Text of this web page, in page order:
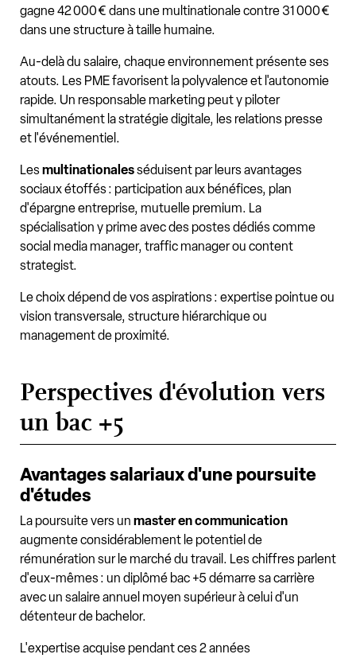
gagne 42 000 € dans une multinationale contre 31 000 €
dans une structure à taille humaine.
Au-delà du salaire, chaque environnement présente ses
atouts. Les PME favorisent la polyvalence et l'autonomie
rapide. Un responsable marketing peut y piloter
simultanément la stratégie digitale, les relations presse
et l'événementiel.
Lesmultinationalesséduisent par leurs avantages
sociaux étoffés : participation aux bénéfices, plan
d'épargne entreprise, mutuelle premium. La
spécialisation y prime avec des postes dédiés comme
social media manager, traffic manager ou content
strategist.
Le choix dépend de vos aspirations : expertise pointue ou
vision transversale, structure hiérarchique ou
management de proximité.
Perspectives d'évolution vers
un bac +5
Avantages salariaux d'une poursuite
d'études
La poursuite vers un master en communication
augmente considérablement le potentiel de
rémunération sur le marché du travail. Les chiffres parlent
d'eux-mêmes : un diplômé bac +5 démarre sa carrière
avec un salaire annuel moyen supérieur à celui d'un
détenteur de bachelor.
L'expertise acquise pendant ces 2 années